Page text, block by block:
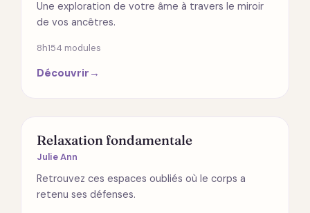
Une exploration de votre âme à travers le miroir
de vos ancêtres.
8h154 modules
Découvrir →
SPIRITUALITÉ
Relaxation fondamentale
Julie Ann
Retrouvez ces espaces oubliés où le corps a
retenu ses défenses.